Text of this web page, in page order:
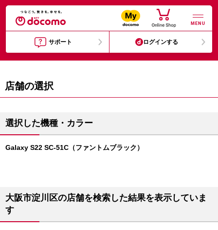
MENU
サポート ログインする
店舗の選択
選択した機種・カラー
Galaxy S22 SC-51C（ファントムブラック）
大阪市淀川区の店舗を検索した結果を表示していま
す